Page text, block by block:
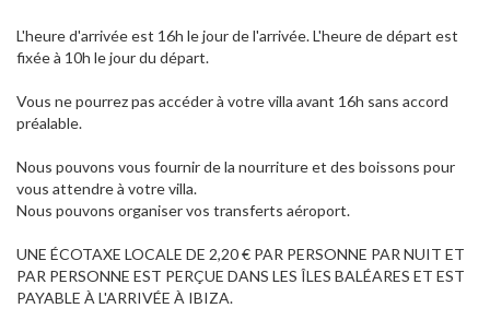
L'heure d'arrivée est 16h le jour de l'arrivée. L'heure de départ est
fixée à 10h le jour du départ.
Vous ne pourrez pas accéder à votre villa avant 16h sans accord
préalable.
Nous pouvons vous fournir de la nourriture et des boissons pour
vous attendre à votre villa.
Nous pouvons organiser vos transferts aéroport.
UNE ÉCOTAXE LOCALE DE 2,20 € PAR PERSONNE PAR NUIT ET
PAR PERSONNE EST PERÇUE DANS LES ÎLES BALÉARES ET EST
PAYABLE À L'ARRIVÉE À IBIZA.